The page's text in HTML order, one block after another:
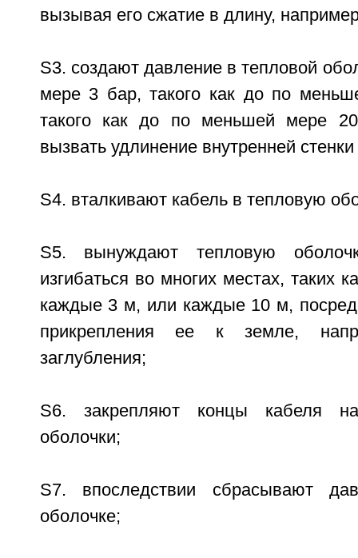
вызывая его сжатие в длину,
S3. создают давление в тепловой
мере 3 бар, такого как до по
такого как до по меньшей мере
вызвать удлинение внутренней стенки
S4. вталкивают кабель в тепловую
S5. вынуждают тепловую
изгибаться во многих местах, таких
каждые 3 м, или каждые 10 м,
прикрепления ее к земле,
заглубления;
S6. закрепляют концы кабеля
оболочки;
S7. впоследствии сбрасывают
оболочке;